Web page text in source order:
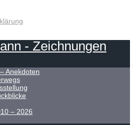
- Zeichnungen
Anekdoten
– 2026